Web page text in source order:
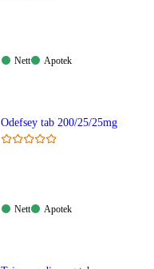
Nett:
Nett
Apotek:
Apotek
Odefsey tab 200/25/25mg
Nett:
Nett
Apotek:
Apotek